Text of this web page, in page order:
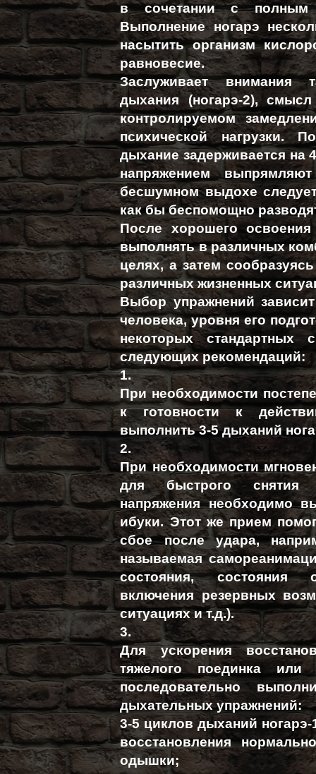
в сочетании с полным
Выполнение ногарэ
насытить организм
равновесие.
Заслуживает внимания
дыхания (ногарэ-2),
контролируемом
психической нагрузки.
дыхание задерживается на
напряжением
бесшумном выдохе
как бы беспомощно
После хорошего
выполнять в различных
целях, а затем
различных жизненных
Выбор упражнений
человека, уровня его
некоторых стандартных
следующих рекомендаций:
1.
При необходимости
к готовности к
выполнить 3-5 дыханий
2.
При необходимости
для быстрого снятия
напряжения необходимо
ибуки. Этот же прием
сбое после удара,
называемая
состояния, состояния
включения резервных
ситуациях и т.д.).
3.
Для ускорения
тяжелого поединка или
последовательно
дыхательных упражнений:
3-5 циклов дыханий
восстановления
одышки;